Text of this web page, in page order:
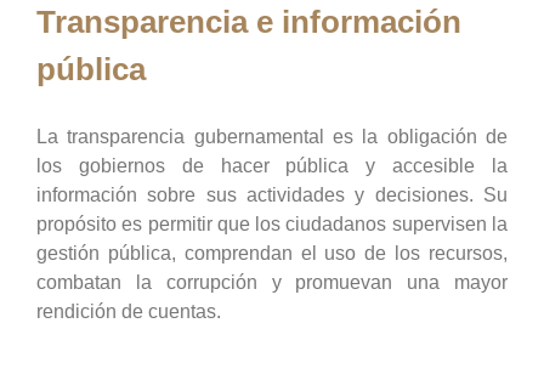
Transparencia e información
pública
La transparencia gubernamental es la obligación de
los gobiernos de hacer pública y accesible la
información sobre sus actividades y decisiones. Su
propósito es permitir que los ciudadanos supervisen la
gestión pública, comprendan el uso de los recursos,
combatan la corrupción y promuevan una mayor
rendición de cuentas.